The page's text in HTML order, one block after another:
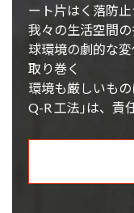
ート片はく落防止
我々の生活空間
球環境の劇的な
取り巻く
環境も厳しいも
Q-R 工法｣は、責